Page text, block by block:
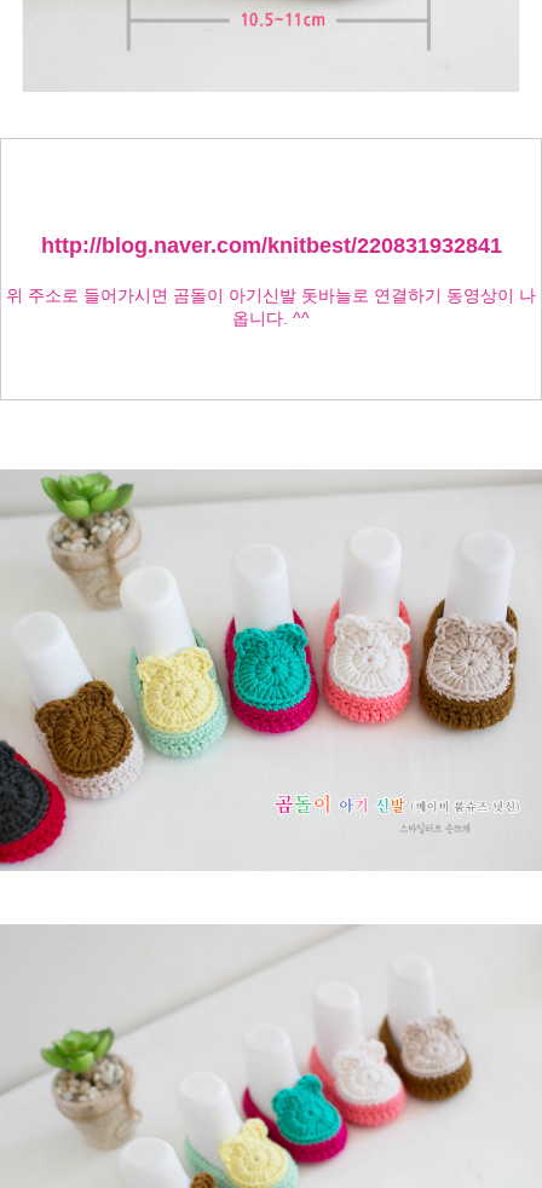
http://blog.naver.com/knitbest/220831932841
위 주소로 들어가시면 곰돌이 아기신발 돗바늘로 연결하기 동영상이 나
옵니다. ^^